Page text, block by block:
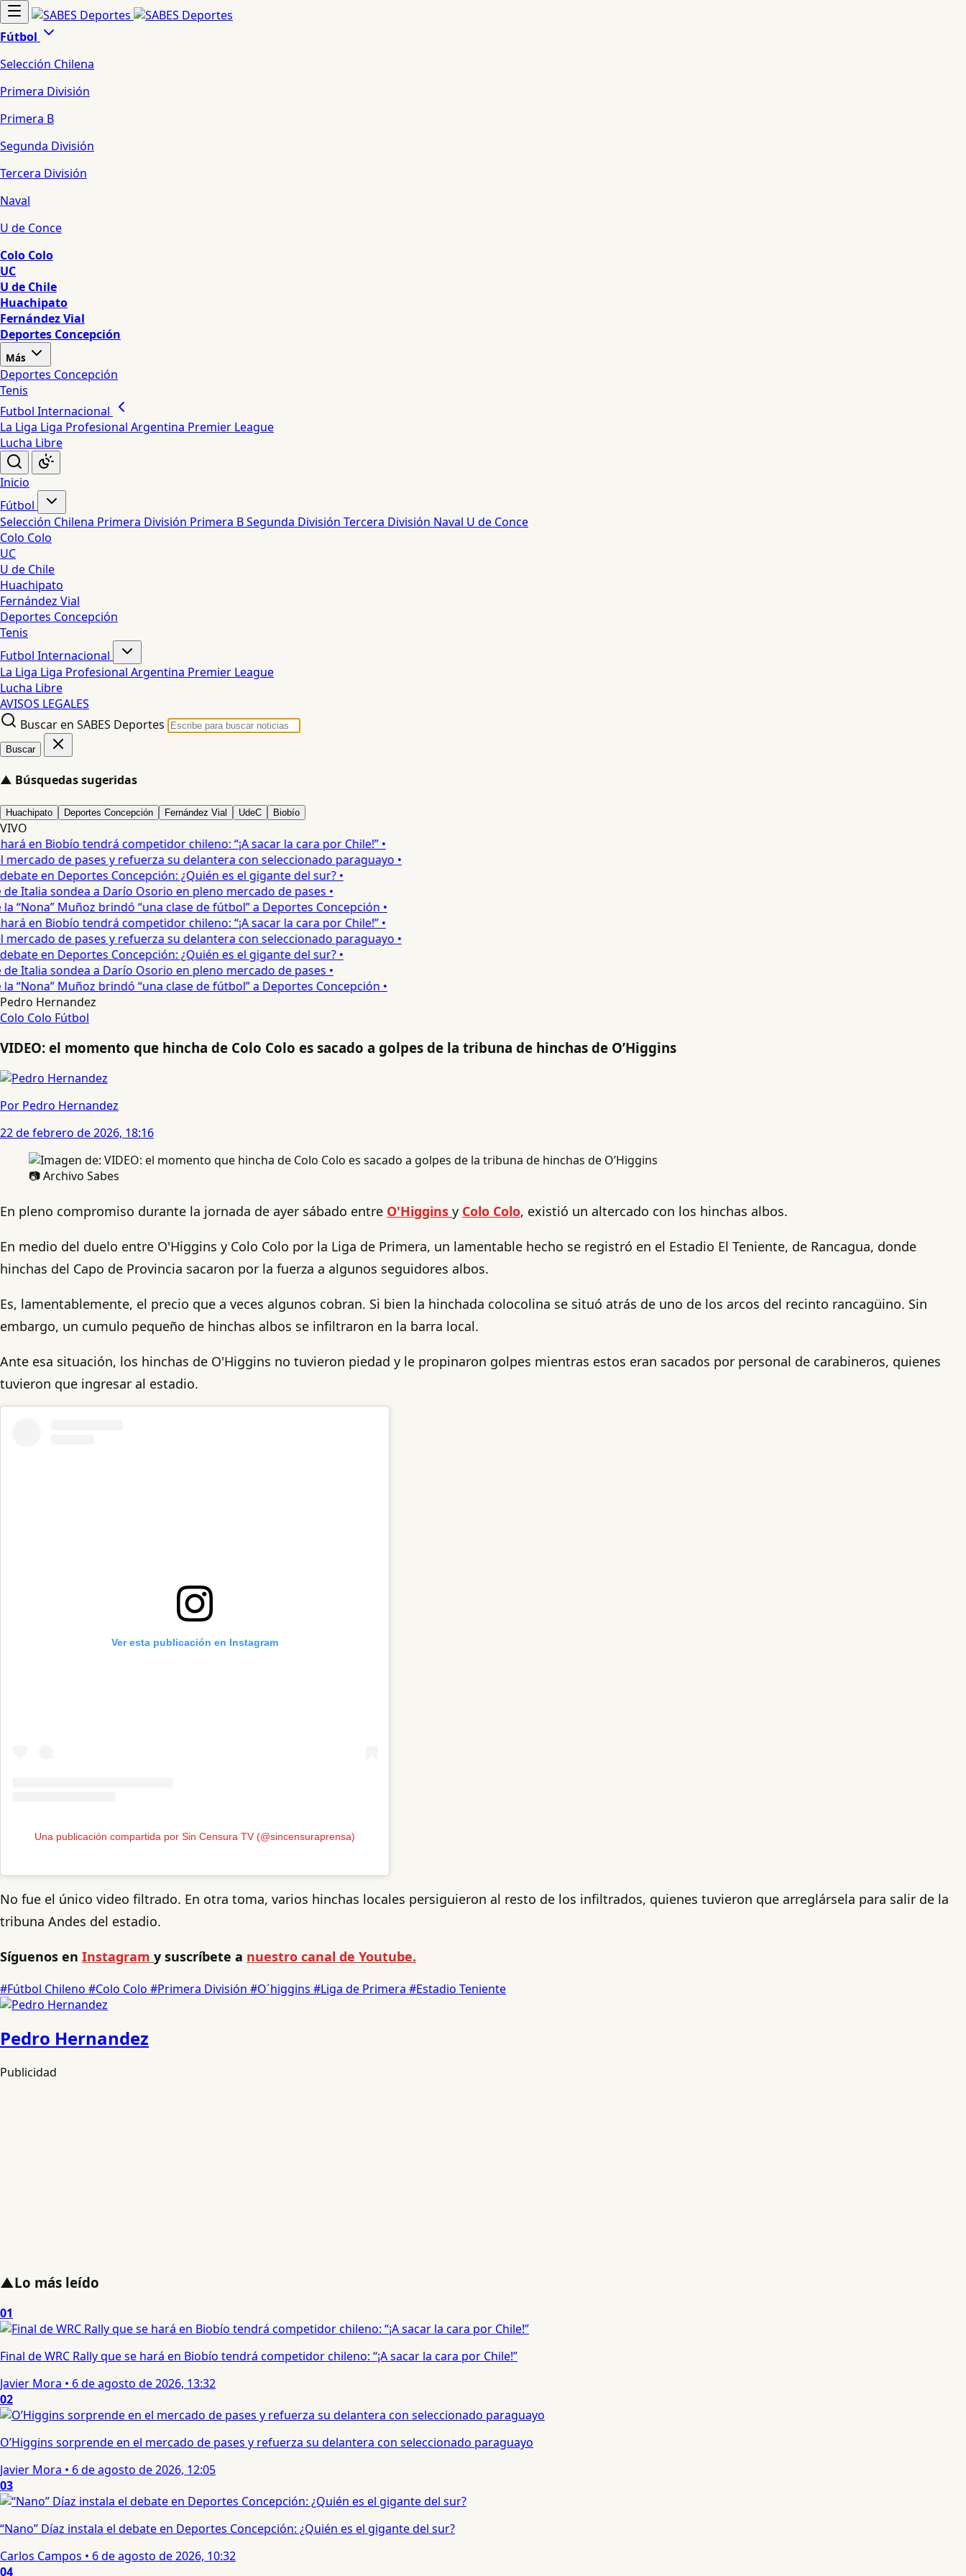
Fútbol
Selección Chilena
Primera División
Primera B
Segunda División
Tercera División
Naval
U de Conce
Colo Colo
UC
U de Chile
Huachipato
Fernández Vial
Deportes Concepción
Más
Deportes Concepción
Tenis
Futbol Internacional
La Liga Liga Profesional Argentina Premier League
Lucha Libre
Inicio
Fútbol
Selección Chilena Primera División Primera BSegunda División Tercera División Naval U de Conce
Colo Colo
UC
U de Chile
Huachipato
Fernández Vial
Deportes Concepción
Tenis
Futbol Internacional
La Liga Liga Profesional Argentina Premier League
Lucha Libre
AVISOS LEGALES
Buscar en SABES Deportes
Buscar
▲ Búsquedas sugeridas
Huachipato Deportes Concepción Fernández Vial UdeC Biobío
VIVO
en Biobío tendrá competidor chileno: “¡A sacar la cara por Chile!” •
de pases y refuerza su delantera con seleccionado paraguayo •
en Deportes Concepción: ¿Quién es el gigante del sur? •
Italia sondea a Darío Osorio en pleno mercado de pases •
Muñoz brindó “una clase de fútbol” a Deportes Concepción •
en Biobío tendrá competidor chileno: “¡A sacar la cara por Chile!” •
de pases y refuerza su delantera con seleccionado paraguayo •
en Deportes Concepción: ¿Quién es el gigante del sur? •
Italia sondea a Darío Osorio en pleno mercado de pases •
Muñoz brindó “una clase de fútbol” a Deportes Concepción •
Pedro Hernandez
Colo Colo Fútbol
VIDEO: el momento que hincha de Colo Colo es sacado a golpes de la tribuna de hinchas de O’Higgins
Por Pedro Hernandez
22 de febrero de 2026, 18:16
📷 Archivo Sabes
En pleno compromiso durante la jornada de ayer sábado entre O'Higgins y Colo Colo, existió un altercado con los hinchas albos.
En medio del duelo entre O'Higgins y Colo Colo por la Liga de Primera, un lamentable hecho se registró en el Estadio El Teniente, de Rancagua, donde
hinchas del Capo de Provincia sacaron por la fuerza a algunos seguidores albos.
Es, lamentablemente, el precio que a veces algunos cobran. Si bien la hinchada colocolina se situó atrás de uno de los arcos del recinto rancagüino. Sin
embargo, un cumulo pequeño de hinchas albos se infiltraron en la barra local.
Ante esa situación, los hinchas de O'Higgins no tuvieron piedad y le propinaron golpes mientras estos eran sacados por personal de carabineros, quienes
tuvieron que ingresar al estadio.
Ver esta publicación en Instagram
Una publicación compartida por Sin Censura TV (@sincensuraprensa)
No fue el único video filtrado. En otra toma, varios hinchas locales persiguieron al resto de los infiltrados, quienes tuvieron que arreglársela para salir de la
tribuna Andes del estadio.
Síguenos en Instagram y suscríbete a nuestro canal de Youtube.
#Fútbol Chileno #Colo Colo #Primera División #O´higgins #Liga de Primera #Estadio Teniente
Pedro Hernandez
Publicidad
▲Lo más leído
01
Final de WRC Rally que se hará en Biobío tendrá competidor chileno: “¡A sacar la cara por Chile!”
Javier Mora • 6 de agosto de 2026, 13:32
02
O’Higgins sorprende en el mercado de pases y refuerza su delantera con seleccionado paraguayo
Javier Mora • 6 de agosto de 2026, 12:05
03
“Nano” Díaz instala el debate en Deportes Concepción: ¿Quién es el gigante del sur?
Carlos Campos • 6 de agosto de 2026, 10:32
04